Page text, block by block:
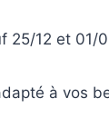
25/12 et 01/
à vos